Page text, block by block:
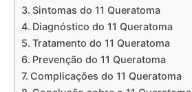
Sintomas do 11 Queratoma
Diagnóstico do 11 Queratoma
Tratamento do 11 Queratoma
Prevenção do 11 Queratoma
Complicações do 11 Queratoma